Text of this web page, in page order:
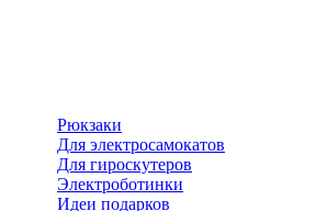
Рюкзаки
Для электросамокатов
Для гироскутеров
Электроботинки
Идеи подарков